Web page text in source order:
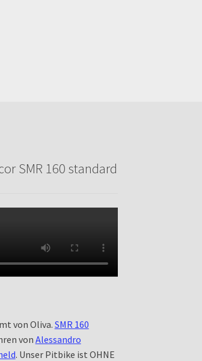
SMR 160 standard
von Oliva. SMR 160
vonAlessandro
. Unser Pitbike ist OHNE